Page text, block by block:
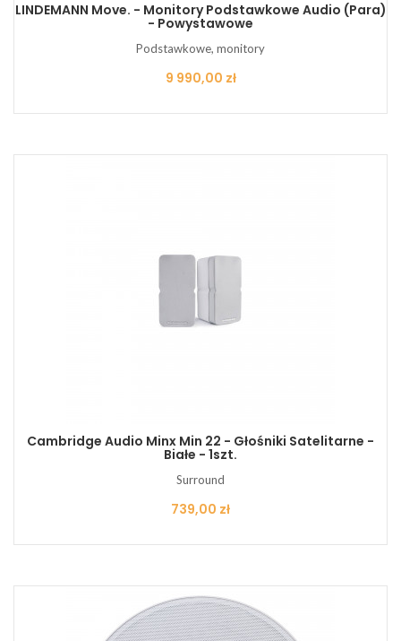
LINDEMANN Move. - Monitory Podstawkowe Audio (Para)
- Powystawowe
Podstawkowe, monitory
Cena
9 990,00 zł
Cambridge Audio Minx Min 22 - Głośniki Satelitarne -
Białe - 1szt.
Surround
Cena
739,00 zł